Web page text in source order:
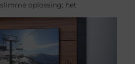
slimme oplossing: het